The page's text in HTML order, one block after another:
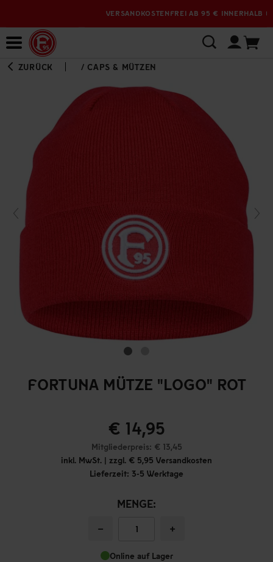
VERSANDKOSTENFREI AB 95 € INNERHALB DEUTSCHLANDS
ZURÜCK / CAPS & MÜTZEN
FORTUNA MÜTZE "LOGO" ROT
€ 14,95
Mitgliederpreis: € 13,45
inkl. MwSt. | zzgl. € 5,95 Versandkosten
Lieferzeit: 3-5 Werktage
MENGE:
− +
Online auf Lager